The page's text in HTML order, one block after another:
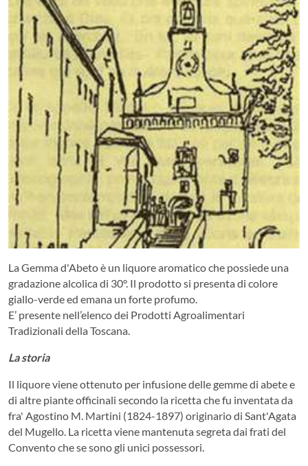
La Gemma d'Abeto è un liquore aromatico che possiede una
gradazione alcolica di 30°. Il prodotto si presenta di colore
giallo-verde ed emana un forte profumo.
E’ presente nell’elenco dei Prodotti Agroalimentari
Tradizionali della Toscana.
La storia
Il liquore viene ottenuto per infusione delle gemme di abete e
di altre piante officinali secondo la ricetta che fu inventata da
fra' Agostino M. Martini (1824-1897) originario di Sant'Agata
del Mugello. La ricetta viene mantenuta segreta dai frati del
Convento che se sono gli unici possessori.